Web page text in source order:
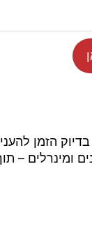
הזמן
ומינרלים –